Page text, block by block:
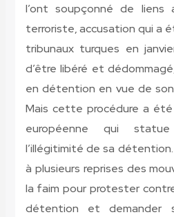
l’ont soupçonné de liens
terroriste, accusation qui a
tribunaux turques en
d’être libéré et
en détention en vue de son
Mais cette procédure a
européenne qui
l’illégitimité de sa
à plusieurs reprises des
la faim pour protester
détention et demander